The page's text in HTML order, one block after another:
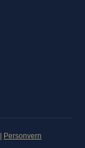
Personvern